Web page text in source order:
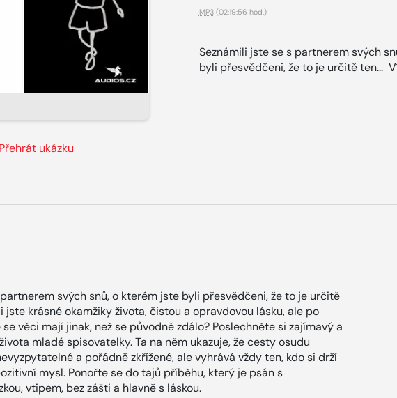
Přehrát ukázku
MP3(02:19:56 hod.)
Seznámili jste se s partnerem svých
byli přesvědčeni, že to je určitě ten...
svých snů, o kterém jste byli přesvědčeni, že to je určitě
jste krásné okamžiky života, čistou a opravdovou lásku, ale po
se věci mají jinak, než se původně zdálo? Poslechněte si zajímavý a
mladé spisovatelky. Ta na něm ukazuje, že cesty osudu
a pořádně zkřížené, ale vyhrává vždy ten, kdo si drží
mysl. Ponořte se do tajů příběhu, který je psán s
vtipem, bez zášti a hlavně s láskou.